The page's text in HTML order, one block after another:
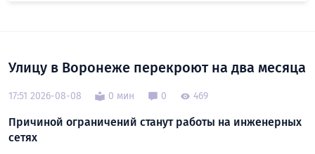
Улицу в Воронеже перекроют на два месяца
17:51 2026-08-08 0 мин 0 469
Причиной ограничений станут работы на инженерных
сетях